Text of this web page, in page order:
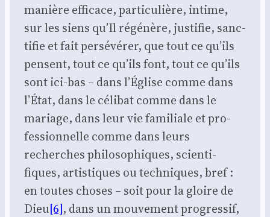
manière effi­cace, par­ti­cu­lière, intime,
sur les siens qu’Il régé­nère, jus­ti­fie, sanc­
ti­fie et fait per­sé­vé­rer, que tout ce qu’ils
pensent, tout ce qu’ils font, tout ce qu’ils
sont ici-bas – dans l’Église comme dans
l’É­tat, dans le céli­bat comme dans le
mariage, dans leur vie fami­liale et pro­
fes­sion­nelle comme dans leurs
recherches phi­lo­so­phiques, scien­ti­
fiques, artis­tiques ou tech­niques, bref :
en toutes choses – soit pour la gloire de
Dieu[6], dans un mou­ve­ment pro­gres­sif,